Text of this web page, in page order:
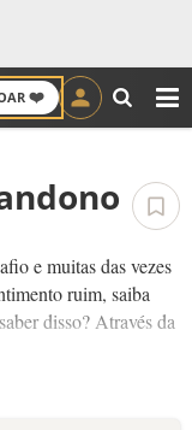
❤️
e muitas das vezes
ruim, saiba
disso? Através da
a sua vida. Ele